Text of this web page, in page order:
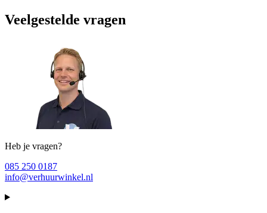
Veelgestelde vragen
Heb je vragen?
085 250 0187
info@verhuurwinkel.nl